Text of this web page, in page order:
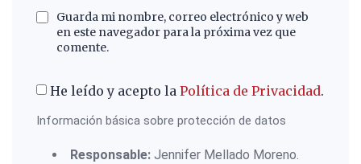
Guarda mi nombre, correo electrónico y web
en este navegador para la próxima vez que
comente.
He leído y acepto la Política de Privacidad.
Información básica sobre protección de datos
Responsable: Jennifer Mellado Moreno.